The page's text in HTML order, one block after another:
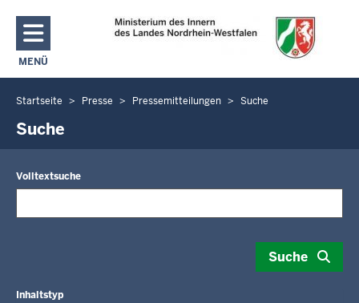
Direkt zum Inhalt
MENÜ
NAVIGATION AKTIVIEREN/DEAKTIVIEREN: MAIN MENU
Sie
befinden
Startseite Presse Pressemitteilungen Suche
Suche
Volltextsuche
Suche
Inhaltstyp